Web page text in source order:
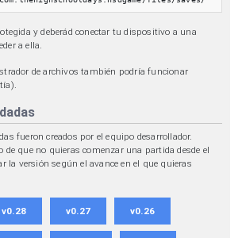
y deberád conectar tu dispositivo a una
a ella.
de archivos también podría funcionar
fueron creados por el equipo desarrollador.
de que no quieras comenzar una partida desde el
la versión según el avance en el que quieras
v0.28 v0.27 v0.26